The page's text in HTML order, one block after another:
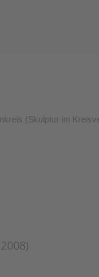
(Skulptur im